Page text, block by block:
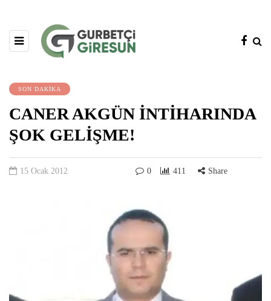
SON DAKİKA
CANER AKGÜN İNTİHARINDA
ŞOK GELİŞME!
15 Ocak 2012 0 411 Share